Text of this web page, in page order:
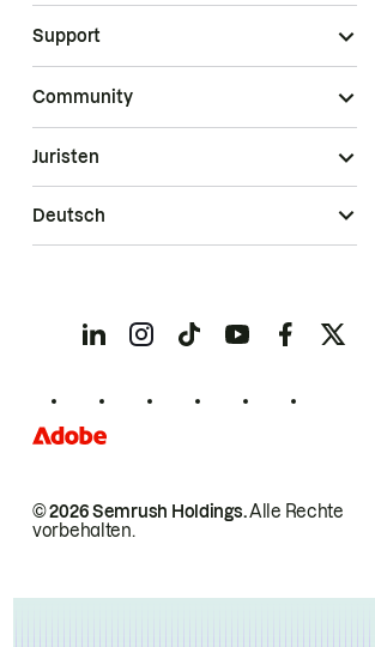
Support
Community
© 2026 Semrush Holdings.Alle Rechte
vorbehalten.
Juristen
Deutsch